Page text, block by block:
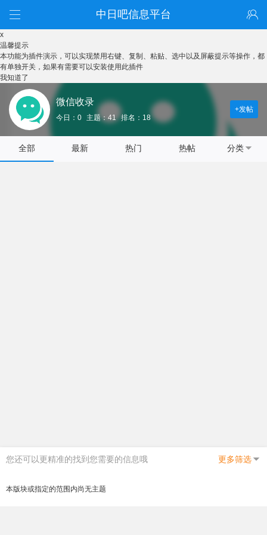
中日吧信息平台
x
温馨提示
本功能为插件演示，可以实现禁用右键、复制、粘贴、选中以及屏蔽提示等操作，都
有单独开关，如果有需要可以安装使用此插件
我知道了
微信收录
今日：0 主题：41 排名：18
+发帖
全部 最新 热门 热帖 分类
您还可以更精准的找到您需要的信息哦 更多筛选
本版块或指定的范围内尚无主题